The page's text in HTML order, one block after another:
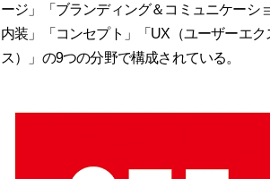
ージ」「ブランディング＆コミュニケーシ
内装」「コンセプト」「UX（ユーザーエ
ス）」の9つの分野で構成されている。